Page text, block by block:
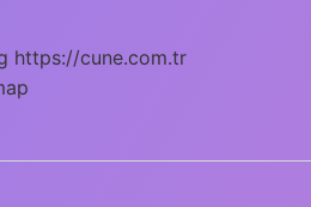
https://cune.com.tr